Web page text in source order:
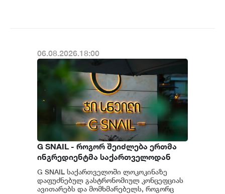
06.08.2026.18:00
G SNAIL - როგორ შეიძლება ერთმა
ინგრედიენტმა საქართველოდან
საერთაშორისო კულინარიულ
კონცეფციას ჩაუყაროს საფუძველი
G SNAIL საქართველოში ლოკოკინაზე
დაფუძნებულ გასტრონომიულ კონცეფციას
ავითარებს და მომხმარებელს, როგორც